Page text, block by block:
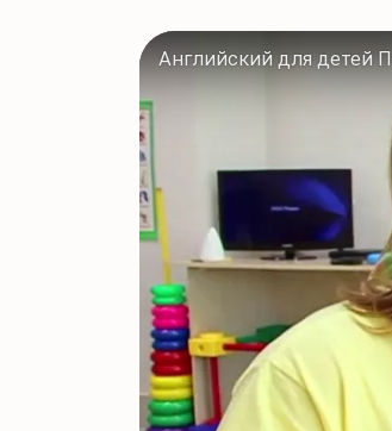
Английский для детей